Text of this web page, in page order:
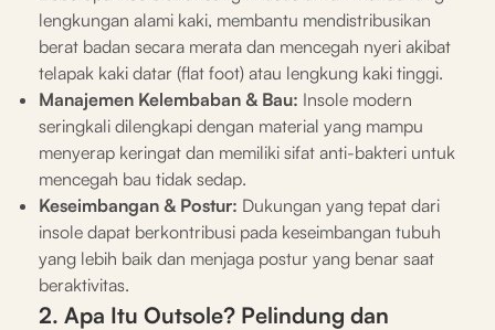
lengkungan alami kaki, membantu mendistribusikan
berat badan secara merata dan mencegah nyeri akibat
telapak kaki datar (flat foot) atau lengkung kaki tinggi.
Manajemen Kelembaban & Bau: Insole modern
seringkali dilengkapi dengan material yang mampu
menyerap keringat dan memiliki sifat anti-bakteri untuk
mencegah bau tidak sedap.
Keseimbangan & Postur: Dukungan yang tepat dari
insole dapat berkontribusi pada keseimbangan tubuh
yang lebih baik dan menjaga postur yang benar saat
beraktivitas.
2. Apa Itu Outsole? Pelindung dan